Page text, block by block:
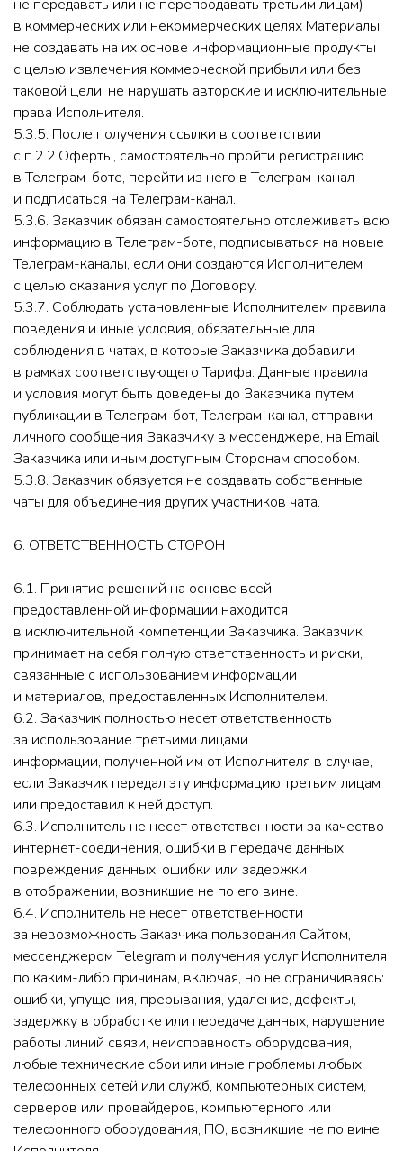
не передавать или не перепродавать третьим лицам)
в коммерческих или некоммерческих целях Материалы,
не создавать на их основе информационные продукты
с целью извлечения коммерческой прибыли или без
таковой цели, не нарушать авторские и исключительные
права Исполнителя.
5.3.5. После получения ссылки в соответствии
с п.2.2.Оферты, самостоятельно пройти регистрацию
в Телеграм-боте, перейти из него в Телеграм-канал
и подписаться на Телеграм-канал.
5.3.6. Заказчик обязан самостоятельно отслеживать всю
информацию в Телеграм-боте, подписываться на новые
Телеграм-каналы, если они создаются Исполнителем
с целью оказания услуг по Договору.
5.3.7. Соблюдать установленные Исполнителем правила
поведения и иные условия, обязательные для
соблюдения в чатах, в которые Заказчика добавили
в рамках соответствующего Тарифа. Данные правила
и условия могут быть доведены до Заказчика путем
публикации в Телеграм-бот, Телеграм-канал, отправки
личного сообщения Заказчику в мессенджере, на Email
Заказчика или иным доступным Сторонам способом.
5.3.8. Заказчик обязуется не создавать собственные
чаты для объединения других участников чата.
6. ОТВЕТСТВЕННОСТЬ СТОРОН
6.1. Принятие решений на основе всей
предоставленной информации находится
в исключительной компетенции Заказчика. Заказчик
принимает на себя полную ответственность и риски,
связанные с использованием информации
и материалов, предоставленных Исполнителем.
6.2. Заказчик полностью несет ответственность
за использование третьими лицами
информации, полученной им от Исполнителя в случае,
если Заказчик передал эту информацию третьим лицам
или предоставил к ней доступ.
6.3. Исполнитель не несет ответственности за качество
интернет-соединения, ошибки в передаче данных,
повреждения данных, ошибки или задержки
в отображении, возникшие не по его вине.
6.4. Исполнитель не несет ответственности
за невозможность Заказчика пользования Сайтом,
мессенджером Telegram и получения услуг Исполнителя
по каким-либо причинам, включая, но не ограничиваясь:
ошибки, упущения, прерывания, удаление, дефекты,
задержку в обработке или передаче данных, нарушение
работы линий связи, неисправность оборудования,
любые технические сбои или иные проблемы любых
телефонных сетей или служб, компьютерных систем,
серверов или провайдеров, компьютерного или
телефонного оборудования, ПО, возникшие не по вине